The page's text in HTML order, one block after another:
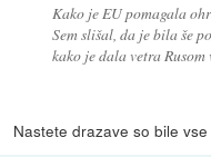
Kako je EU pomagala
Sem slišal, da je bila še
kako je dala vetra
Nastete drazave so bile